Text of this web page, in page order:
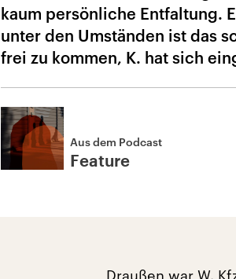
kaum persönliche Entfaltung.
unter den Umständen ist das
frei zu kommen, K. hat sich
Aus dem Podcast
Feature
Draußen war W.